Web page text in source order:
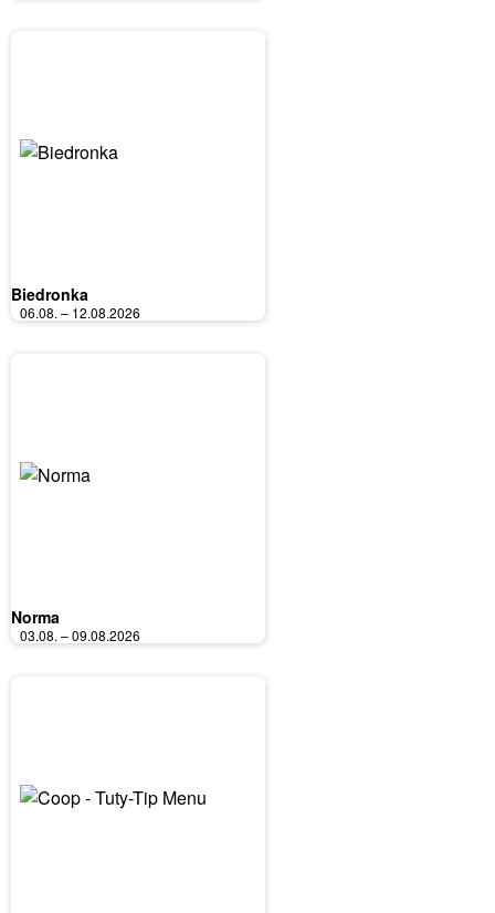
Biedronka
06.08. – 12.08.2026
Norma
03.08. – 09.08.2026